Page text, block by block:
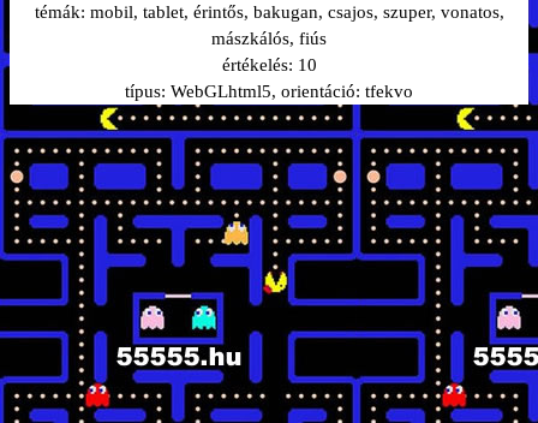
témák: mobil, tablet, érintős, bakugan, csajos, szuper, vonatos,
mászkálós, fiús
értékelés: 10
típus: WebGLhtml5, orientáció: tfekvo